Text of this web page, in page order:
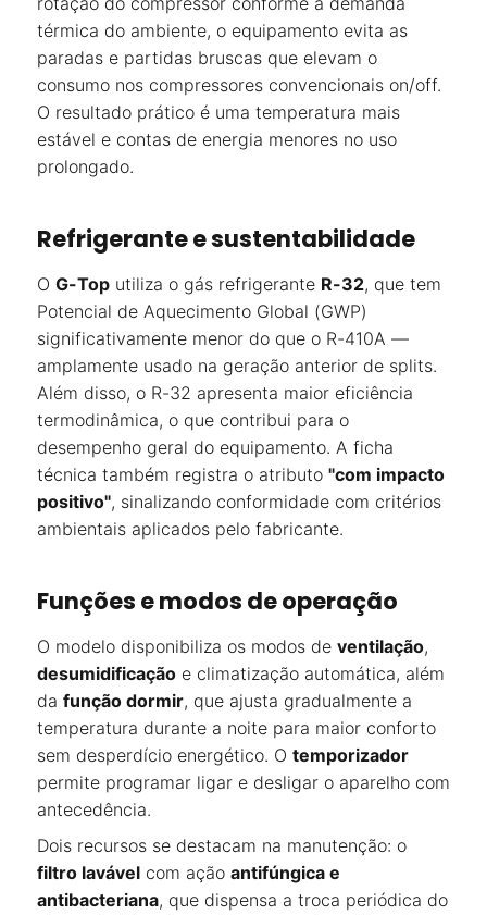
térmica do ambiente, o equipamento evita as
paradas e partidas bruscas que elevam o
consumo nos compressores convencionais on/off.
O resultado prático é uma temperatura mais
estável e contas de energia menores no uso
prolongado.
Refrigerante e sustentabilidade
O G-Top utiliza o gás refrigerante R-32, que tem
Potencial de Aquecimento Global (GWP)
significativamente menor do que o R-410A —
amplamente usado na geração anterior de splits.
Além disso, o R-32 apresenta maior eficiência
termodinâmica, o que contribui para o
desempenho geral do equipamento. A ficha
técnica também registra o atributo "com impacto
positivo", sinalizando conformidade com critérios
ambientais aplicados pelo fabricante.
Funções e modos de operação
O modelo disponibiliza os modos de ventilação,
desumidificação e climatização automática, além
da função dormir, que ajusta gradualmente a
temperatura durante a noite para maior conforto
sem desperdício energético. O temporizador
permite programar ligar e desligar o aparelho com
antecedência.
Dois recursos se destacam na manutenção: o
filtro lavável com ação antifúngica e
antibacteriana, que dispensa a troca periódica do